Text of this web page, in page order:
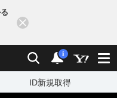
検索 通知
i
ID新規取得